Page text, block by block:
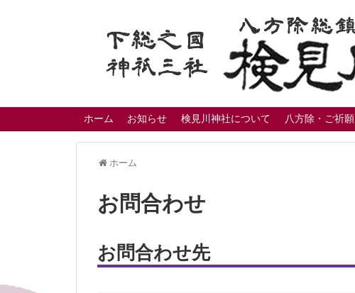
ホーム お知らせ 検見川神社について 八方除・ご祈願
ホーム
お問合わせ
お問合わせ先